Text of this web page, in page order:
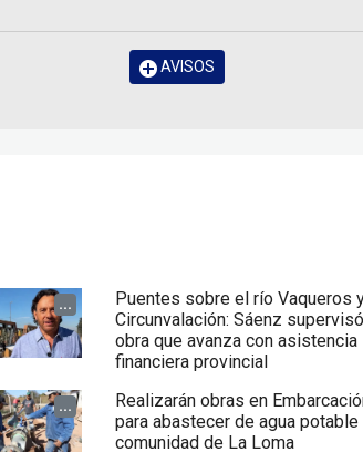
AVISOS
...
Puentes sobre el río Vaqueros
Circunvalación: Sáenz
obra que avanza con asistencia
financiera provincial
...
Realizarán obras en
para abastecer de agua potable
comunidad de La Loma